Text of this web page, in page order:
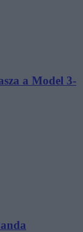
a Model 3-